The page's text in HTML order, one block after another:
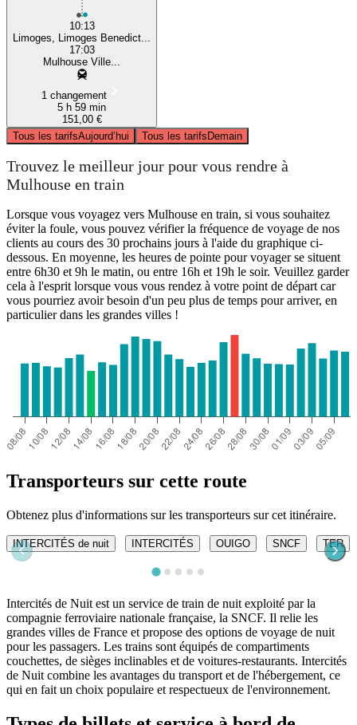
10:13
Limoges, Limoges Benedict...
17:03
Mulhouse Ville...
1 changement
5 h 59 min
151,00 €
Tous les tarifsAujourd’hui Tous les tarifsDemain
Trouvez le meilleur jour pour vous rendre à
Mulhouse en train
Lorsque vous voyagez vers Mulhouse en train, si vous souhaitez
éviter la foule, vous pouvez vérifier la fréquence de voyage de nos
clients au cours des 30 prochains jours à l'aide du graphique ci-
dessous. En moyenne, les heures de pointe pour voyager se situent
entre 6h30 et 9h le matin, ou entre 16h et 19h le soir. Veuillez garder
cela à l'esprit lorsque vous vous rendez à votre point de départ car
vous pourriez avoir besoin d'un peu plus de temps pour arriver, en
particulier dans les grandes villes !
Transporteurs sur cette route
Obtenez plus d'informations sur les transporteurs sur cet itinéraire.
INTERCITÉS de nuit INTERCITÉS OUIGO SNCF TER
Intercités de Nuit est un service de train de nuit exploité par la
compagnie ferroviaire nationale française, la SNCF. Il relie les
grandes villes de France et propose des options de voyage de nuit
pour les passagers. Les trains sont équipés de compartiments
couchettes, de sièges inclinables et de voitures-restaurants. Intercités
de Nuit combine les avantages du transport et de l'hébergement, ce
qui en fait un choix populaire et respectueux de l'environnement.